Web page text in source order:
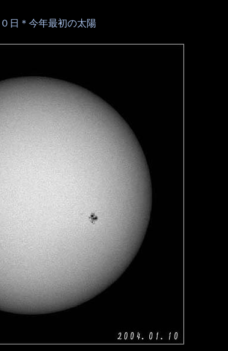
日＊今年最初の太陽